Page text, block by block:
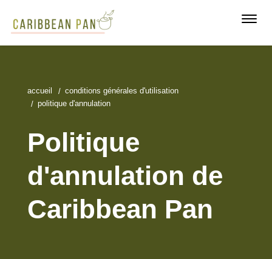
accueil
conditions générales d'utilisation
politique d'annulation
Politique
d'annulation de
Caribbean Pan